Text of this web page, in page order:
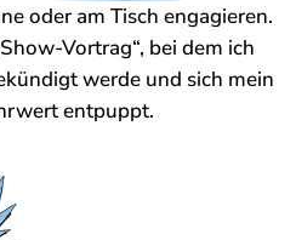
oder am Tisch engagieren.
Vortrag“, bei dem ich
werde und sich mein
entpuppt.